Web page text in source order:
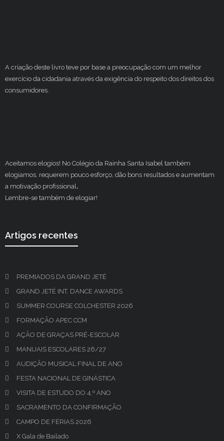
A criação deste livro teve por base a preocupação com um melhor
exercício da cidadania através da exigência do respeito dos direitos dos
consumidores.
Aceitamos elogios! No Colégio da Rainha Santa Isabel também
elogiamos, requerem pouco esforço, dão bons resultados e aumentam
a motivação profissional.
Lembre-se também de elogiar!
Artigos recentes
PREMIADOS DA GRAND JETÉ
GRAND JETÉ INT. DANCE AWARDS
SUMMER COURSE COLCHESTER 2026
FORMAÇÃO APEC CCM
AÇÃO DE GRAÇAS PRÉ-ESCOLAR
MANUAIS ESCOLARES 26/27
AUDIÇÃO MUSICAL FINAL DE ANO
FESTA NACIONAL DE GINÁSTICA
VISITA DE ESTUDO DO 4.º ANO
SACRAMENTO DA CONFIRMAÇÃO
CAMPO DE FÉRIAS 2026
X Gala de Bailado